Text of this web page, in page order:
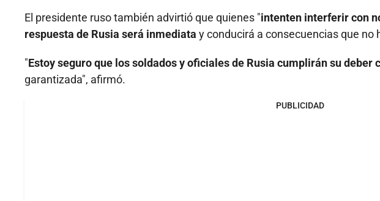
El presidente ruso también advirtió que quienes "intenten interferir con
respuesta de Rusia será inmediata y conducirá a consecuencias que no
"Estoy seguro que los soldados y oficiales de Rusia cumplirán su deber
garantizada", afirmó.
PUBLICIDAD